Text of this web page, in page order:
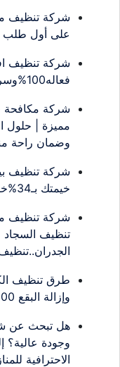
على أول طلب
شركة تنظيف
فعاله100%وسريعة لتنظيف الأفران المتسخة
شركة مكافحة
مميزة | حلول
وضمان راحة
شركة تنظيف
خيمتك بـ34%خصم وبجودة100%اتصل بنا الان
تنظيف
طرق تنظيف
وإزالة البقع 100% بأحدث التقنيات
هل تبحث عن
وجودة
الاحترافية